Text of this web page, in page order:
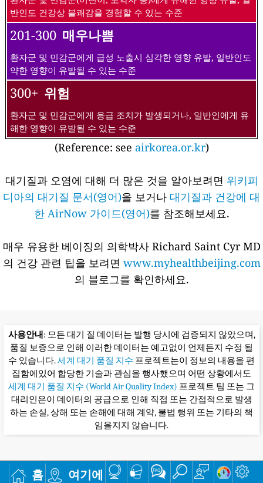
반인도 건강상 불쾌감을 경험할 수 있는 수준
201-300 매우나쁨
환자군 및 민감군에게 급성 노출시 심각한 영향 유발, 일반인도
약한 영향이 유발될 수 있는 수준
300+ 위험
환자군 및 민감군에게 응급 조치가 발생되거나, 일반인에게 유
해한 영향이 유발될 수 있는 수준
(Reference: see airkorea.or.kr)
대기질과 오염에 대해 더 많은 것을 알아보려면 위키피
디아의 대기질 문서(영어)을 보거나 대기질과 건강에 대
한 AirNow 가이드(영어)를 참조해보세요.
매우 유용한 베이징의 의학박사 Richard Saint Cyr MD
의 건강 관련 팁을 보려면 www.myhealthbeijing.com
의 블로그를 확인하세요.
사용안내 : 모든 대기 질 데이터는 발행 당시에 검증되지 않았으며,
품질 보증으로 인해 이러한 데이터는 예고없이 언제든지 수정 될
수 있습니다.세계 대기 품질 지수 프로젝트는이 정보의 내용을 편
집함에있어 합당한 기술과 관심을 행사했으며 어떤 상황에서도
세계 대기 품질 지수 (World Air Quality Index) 프로젝트 팀 또는 그
대리인은이 데이터의 공급으로 인해 직접 또는 간접적으로 발생
하는 손실, 상해 또는 손해에 대해 계약, 불법 행위 또는 기타의 책
임을지지 않습니다.
홈 여기에